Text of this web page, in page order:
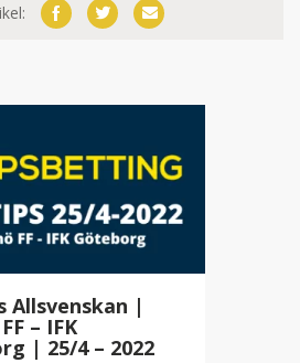
Allsvenskan |
– IFK
| 25/4 – 2022